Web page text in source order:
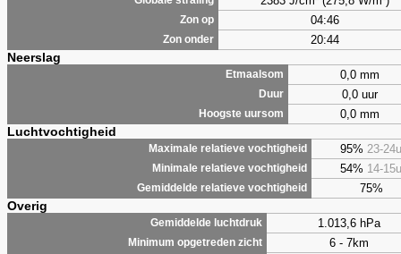
Zon op 04:46
Zon onder 20:44
Neerslag
Etmaalsom 0,0 mm
Duur 0,0 uur
Hoogste uursom 0,0 mm
Luchtvochtigheid
Maximale relatieve vochtigheid 95% 23-24u
Minimale relatieve vochtigheid 54% 14-15u
Gemiddelde relatieve vochtigheid 75%
Overig
Gemiddelde luchtdruk 1.013,6 hPa
Minimum opgetreden zicht 6 - 7km